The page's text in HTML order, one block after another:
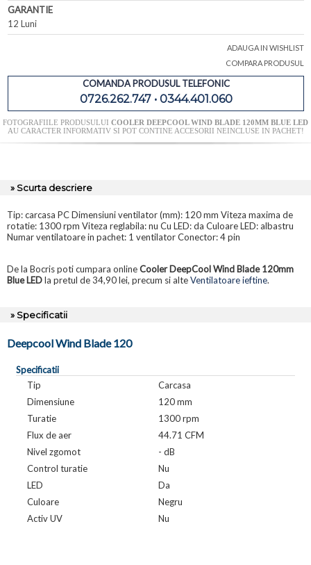
GARANTIE
12 Luni
ADAUGA IN WISHLIST
COMPARA PRODUSUL
COMANDA PRODUSUL TELEFONIC
0726.262.747 • 0344.401.060
FOTOGRAFIILE PRODUSULUI COOLER DEEPCOOL WIND BLADE 120MM BLUE LED
AU CARACTER INFORMATIV SI POT CONTINE ACCESORII NEINCLUSE IN PACHET!
» Scurta descriere
Tip: carcasa PC Dimensiuni ventilator (mm): 120 mm Viteza maxima de
rotatie: 1300 rpm Viteza reglabila: nu Cu LED: da Culoare LED: albastru
Numar ventilatoare in pachet: 1 ventilator Conector: 4 pin
De la Bocris poti cumpara onlineCooler DeepCool Wind Blade 120mm
Blue LEDla pretul de 34,90 lei, precum si alteVentilatoare ieftine.
» Specificatii
Deepcool Wind Blade 120
Specificatii
Tip
Carcasa
Dimensiune
120 mm
Turatie
1300 rpm
Flux de aer
44.71 CFM
Nivel zgomot
- dB
Control turatie
Nu
LED
Da
Culoare
Negru
Activ UV
Nu